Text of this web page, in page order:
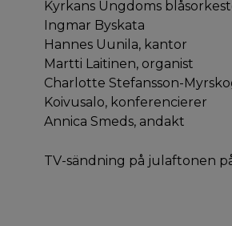
Kyrkans Ungdoms
Ingmar Byskata
Hannes Uunila, kantor
Martti Laitinen, organist
Charlotte Stefansson-
Koivusalo, konferencierer
Annica Smeds, andakt
TV-sändning på julaftonen